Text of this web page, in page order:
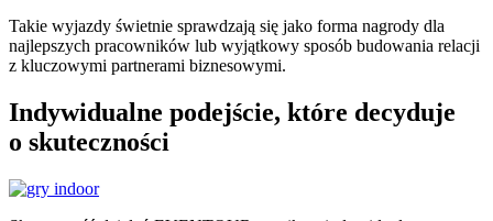
Takie wyjazdy świetnie sprawdzają się jako forma nagrody dla
najlepszych pracowników lub wyjątkowy sposób budowania relacji
z kluczowymi partnerami biznesowymi.
Indywidualne podejście, które decyduje
o skuteczności